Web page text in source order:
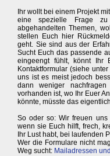
Ihr wollt bei einem Projekt
eine spezielle Frage
abgehandelten Themen,
stellen Euch hier
geht. Sie sind aus der
Sucht Euch das passende
eingeengt fühlt, könnt Ihr
Kontaktformular (siehe
uns ist es meist jedoch
dann weniger
vorhanden ist, wo Ihr Euer
könnte, müsste das
So oder so: Wir freuen uns
wenn sie Euch hilft, frech,
Ihr Lust habt, bei laufenden
Wer die Formulare nicht
Weg sucht: Mailadressen